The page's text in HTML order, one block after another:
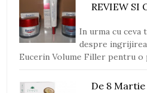
REVIEW SI
In urma cu
despre
Eucerin Volume Filler pentru o
De 8